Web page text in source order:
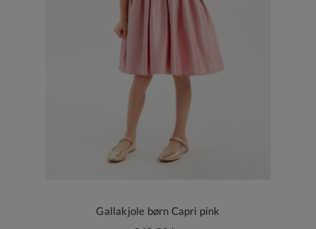
Gallakjole børn Capri pink